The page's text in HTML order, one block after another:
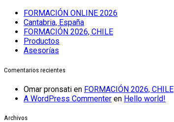
FORMACIÓN ONLINE 2026
Cantabria, España
FORMACIÓN 2026, CHILE
Productos
Asesorías
Comentarios recientes
Omar pronsati en FORMACIÓN 2026, CHILE
A WordPress Commenter en Hello world!
Archivos